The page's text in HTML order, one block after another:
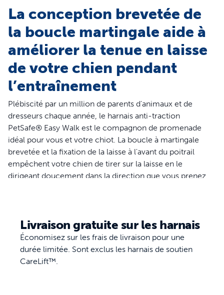
La conception brevetée de
la boucle martingale aide à
améliorer la tenue en laisse
de votre chien pendant
l’entraînement
Plébiscité par un million de parents d'animaux et de
dresseurs chaque année, le harnais anti-traction
PetSafe® Easy Walk est le compagnon de promenade
idéal pour vous et votre chiot. La boucle à martingale
brevetée et la fixation de la laisse à l'avant du poitrail
empêchent votre chien de tirer sur la laisse en le
dirigeant doucement dans la direction que vous prenez.
les chiens qui tirent peu ou modérément sur leur laisse, il
est disponible dans une variété de couleurs et de
modèles pour permettre à votre chiot de se promener
avec classe. S'ajustant parfaitement en quelques minutes,
Livraison gratuite sur les harnais
Économisez sur les frais de livraison pour une
durée limitée. Sont exclus les harnais de soutien
CareLift™.